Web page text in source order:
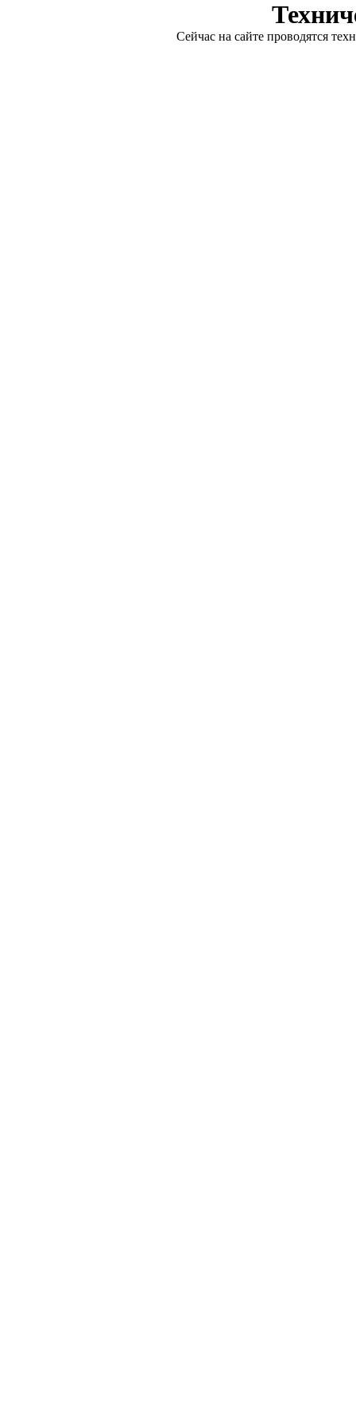
Сейчас на сайте проводятся